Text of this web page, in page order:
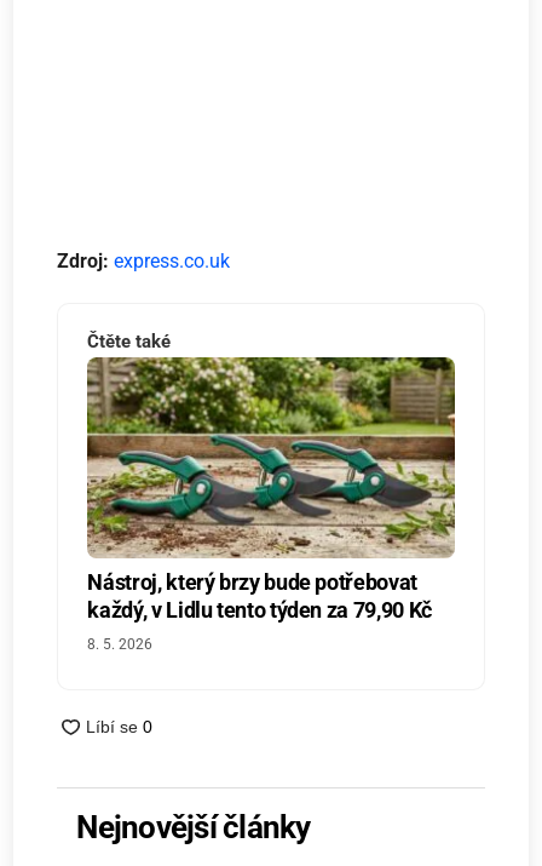
Zdroj: express.co.uk
Čtěte také
Nástroj, který brzy bude potřebovat
každý, v Lidlu tento týden za 79,90 Kč
8. 5. 2026
Nejnovější články